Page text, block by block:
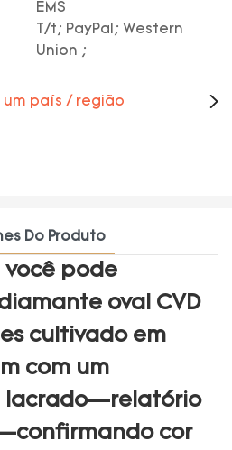
EMS
T/t; PayPal; Western
Union ;
um país / região
Do Produto
você pode
oval CVD
cultivado em
com um
lacrado—relatório
cor